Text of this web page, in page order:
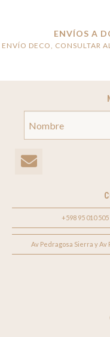
ENVÍOS A
ENVÍO DECO, CONSULTAR
+598 95 010 505
Av Pedragosa Sierra y Av